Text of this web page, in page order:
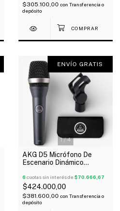
$305.100,00 con Transferencia o
depósito
1/4
ENVÍO GRATIS
AKG D5 Micrófono De
Escenario Dinámico
6 cuotas sin interés de$70.666,67
$424.000,00
$381.600,00 con Transferencia o
depósito